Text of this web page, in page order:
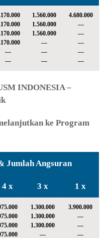
—
—
1.560.000
1.560.000
1.560.000
—
—
—
4.680.000
—
—
—
—
—
INDONESIA –
ke Program
Jumlah Angsuran
4 x 3 x 1 x
1.300.000
1.300.000
1.300.000
—
3.900.000
—
—
—